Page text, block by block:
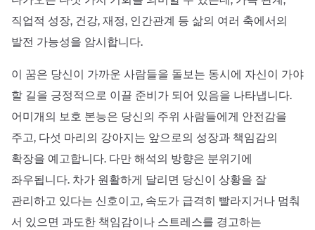
직업적 성장, 건강, 재정, 인간관계 등 삶의 여러 축에서의
발전 가능성을 암시합니다.
이 꿈은 당신이 가까운 사람들을 돌보는 동시에 자신이 가야
할 길을 긍정적으로 이끌 준비가 되어 있음을 나타냅니다.
어미개의 보호 본능은 당신의 주위 사람들에게 안전감을
주고, 다섯 마리의 강아지는 앞으로의 성장과 책임감의
확장을 예고합니다. 다만 해석의 방향은 분위기에
좌우됩니다. 차가 원활하게 달리면 당신이 상황을 잘
관리하고 있다는 신호이고, 속도가 급격히 빨라지거나 멈춰
서 있으면 과도한 책임감이나 스트레스를 경고하는